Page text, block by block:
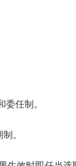
任制。
。